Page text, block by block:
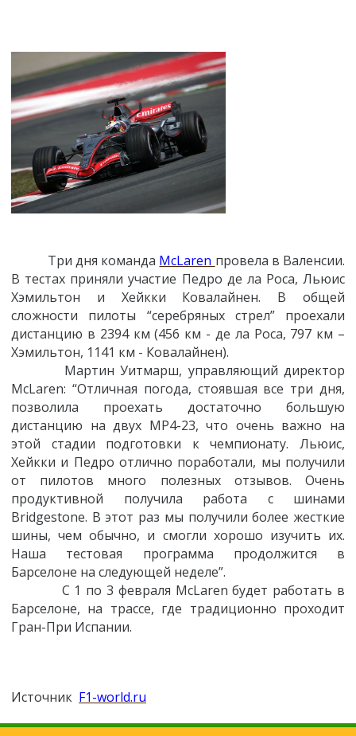
Три дня команда McLaren провела в Валенсии.
В тестах приняли участие Педро де ла Роса, Льюис
Хэмильтон и Хейкки Ковалайнен. В общей
сложности пилоты “серебряных стрел” проехали
дистанцию в 2394 км (456 км - де ла Роса, 797 км –
Хэмильтон, 1141 км - Ковалайнен).
Мартин Уитмарш, управляющий директор
McLaren: “Отличная погода, стоявшая все три дня,
позволила проехать достаточно большую
дистанцию на двух MP4-23, что очень важно на
этой стадии подготовки к чемпионату. Льюис,
Хейкки и Педро отлично поработали, мы получили
от пилотов много полезных отзывов. Очень
продуктивной получила работа с шинами
Bridgestone. В этот раз мы получили более жесткие
шины, чем обычно, и смогли хорошо изучить их.
Наша тестовая программа продолжится в
Барселоне на следующей неделе”.
С 1 по 3 февраля McLaren будет работать в
Барселоне, на трассе, где традиционно проходит
Гран-При Испании.
Источник F1-world.ru